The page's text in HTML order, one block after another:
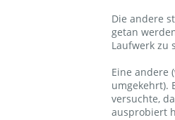
Die andere
getan
Laufwerk zu
Eine andere
umgekehrt).
versuchte,
ausprobiert